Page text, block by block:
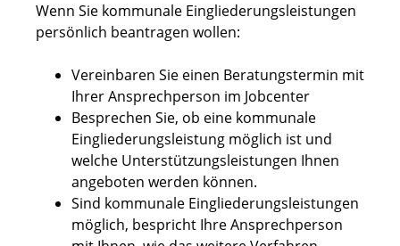
Wenn Sie kommunale Eingliederungsleistungen
persönlich beantragen wollen:
Vereinbaren Sie einen Beratungstermin mit
Ihrer Ansprechperson im Jobcenter
Besprechen Sie, ob eine kommunale
Eingliederungsleistung möglich ist und
welche Unterstützungsleistungen Ihnen
angeboten werden können.
Sind kommunale Eingliederungsleistungen
möglich, bespricht Ihre Ansprechperson